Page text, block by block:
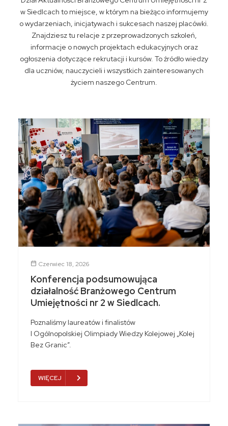
w Siedlcach to miejsce, w którym na bieżąco informujemy
o wydarzeniach, inicjatywach i sukcesach naszej placówki.
Znajdziesz tu relacje z przeprowadzonych szkoleń,
informacje o nowych projektach edukacyjnych oraz
ogłoszenia dotyczące rekrutacji i kursów. To źródło wiedzy
dla uczniów, nauczycieli i wszystkich zainteresowanych
życiem naszego Centrum.
Czerwiec 18, 2026
Konferencja podsumowująca
działalność Branżowego Centrum
Umiejętności nr 2 w Siedlcach.
Poznaliśmy laureatów i finalistów
I Ogólnopolskiej Olimpiady Wiedzy Kolejowej „Kolej
Bez Granic”.
WIĘCEJ